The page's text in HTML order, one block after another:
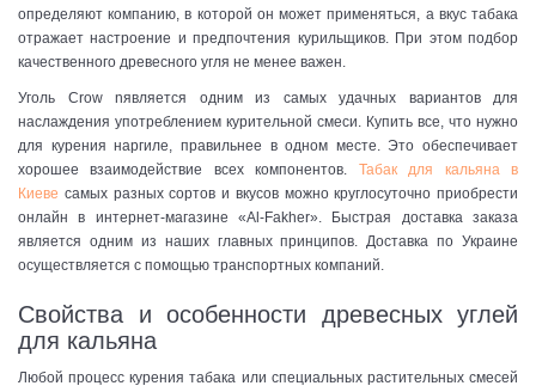
определяют компанию, в которой он может применяться, а вкус табака
отражает настроение и предпочтения курильщиков. При этом подбор
качественного древесного угля не менее важен.
Уголь Crow nявляется одним из самых удачных вариантов для
наслаждения употреблением курительной смеси. Купить все, что нужно
для курения наргиле, правильнее в одном месте. Это обеспечивает
хорошее взаимодействие всех компонентов. Табак для кальяна в
Киеве самых разных сортов и вкусов можно круглосуточно приобрести
онлайн в интернет-магазине «Al-Fakher». Быстрая доставка заказа
является одним из наших главных принципов. Доставка по Украине
осуществляется с помощью транспортных компаний.
Свойства и особенности древесных углей
для кальяна
Любой процесс курения табака или специальных растительных смесей